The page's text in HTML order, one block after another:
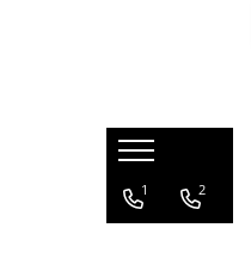
1 2